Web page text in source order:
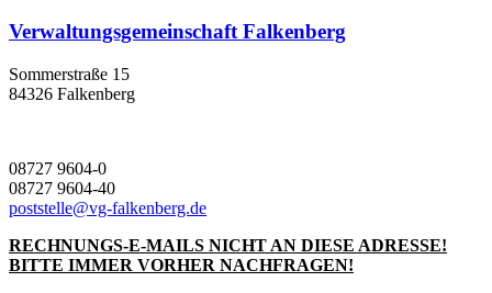
Verwaltungsgemeinschaft Falkenberg
Sommerstraße 15
84326 Falkenberg
08727 9604-0
08727 9604-40
poststelle@vg-falkenberg.de
RECHNUNGS-E-MAILS NICHT AN DIESE ADRESSE!
BITTE IMMER VORHER NACHFRAGEN!